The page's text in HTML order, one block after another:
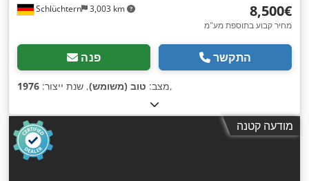
Schlüchtern 3,003 km ‏8,500 ‏€
מחיר קבוע בתוספת מע"מ
פנה התקשר
מצב: טוב (משומש), שנת ייצור: 1976 ,
מודעה קטנה